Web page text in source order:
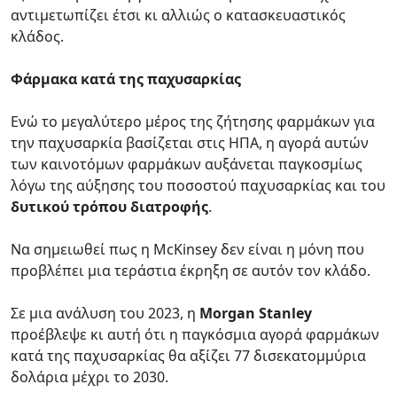
αντιμετωπίζει έτσι κι αλλιώς ο κατασκευαστικός
κλάδος.
Φάρμακα κατά της παχυσαρκίας
Ενώ το μεγαλύτερο μέρος της ζήτησης φαρμάκων για
την παχυσαρκία βασίζεται στις ΗΠΑ, η αγορά αυτών
των καινοτόμων φαρμάκων αυξάνεται παγκοσμίως
λόγω της αύξησης του ποσοστού παχυσαρκίας και του
δυτικού τρόπου διατροφής.
Να σημειωθεί πως η McKinsey δεν είναι η μόνη που
προβλέπει μια τεράστια έκρηξη σε αυτόν τον κλάδο.
Σε μια ανάλυση του 2023, η Morgan Stanley
προέβλεψε κι αυτή ότι η παγκόσμια αγορά φαρμάκων
κατά της παχυσαρκίας θα αξίζει 77 δισεκατομμύρια
δολάρια μέχρι το 2030.